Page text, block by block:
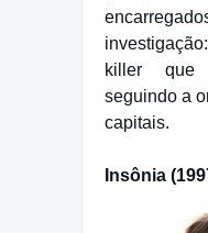
killer que
seguindo a
capitais.
Insônia